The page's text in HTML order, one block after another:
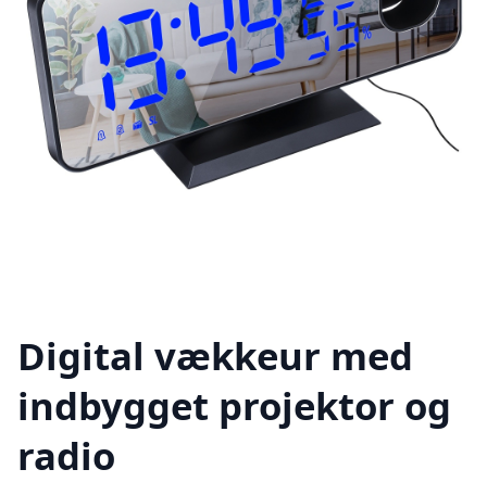
Digital vækkeur med
indbygget projektor og
radio